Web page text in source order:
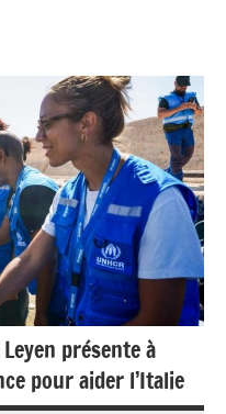
présente à
pour aider l’Italie